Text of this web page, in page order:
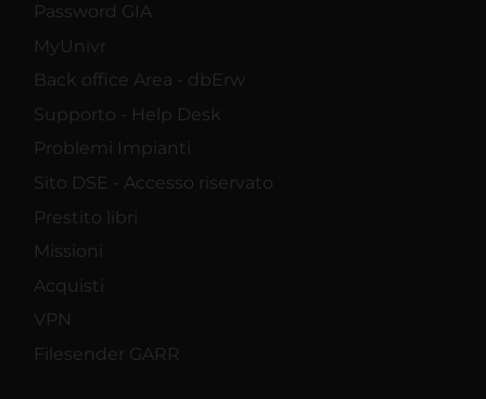
Password GIA
MyUnivr
Back office Area - dbErw
Supporto - Help Desk
Problemi Impianti
Sito DSE - Accesso riservato
Prestito libri
Missioni
Acquisti
VPN
Filesender GARR